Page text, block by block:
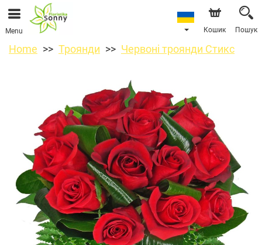
Menu Кошик Пошук
Home Троянди Червоні троянди Стикс